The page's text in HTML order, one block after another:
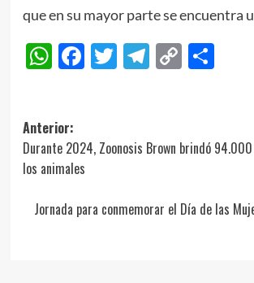
que en su mayor parte se encuentra
WhatsApp
Facebook
Twitter
Telegram
Copy
Navegación
de
entradas
Anterior:
Durante 2024, Zoonosis Brown brindó
los animales
Jornada para conmemorar el Día de las